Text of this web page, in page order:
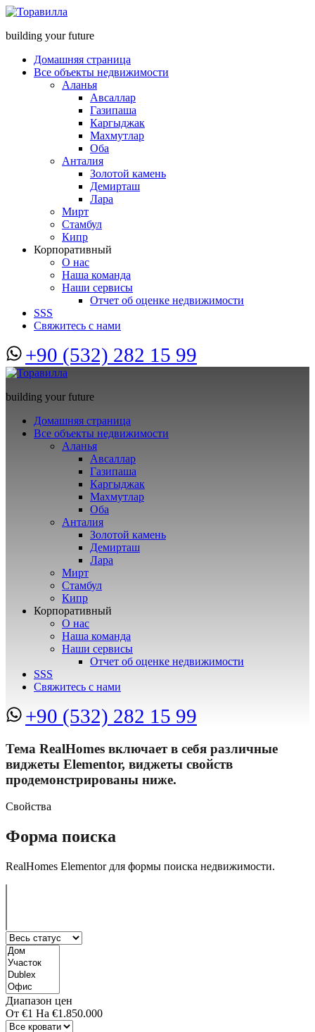
building your future
Домашняя страница
Все объекты недвижимости
Аланья
Авсаллар
Газипаша
Каргыджак
Махмутлар
Оба
Анталия
Золотой камень
Демирташ
Лара
Мирт
Стамбул
Кипр
Корпоративный
О нас
Наша команда
Наши сервисы
Отчет об оценке недвижимости
SSS
Свяжитесь с нами
+90 (532) 282 15 99
building your future
Домашняя страница
Все объекты недвижимости
Аланья
Авсаллар
Газипаша
Каргыджак
Махмутлар
Оба
Анталия
Золотой камень
Демирташ
Лара
Мирт
Стамбул
Кипр
Корпоративный
О нас
Наша команда
Наши сервисы
Отчет об оценке недвижимости
SSS
Свяжитесь с нами
+90 (532) 282 15 99
Тема RealHomes включает в себя различные
виджеты Elementor, виджеты свойств
продемонстрированы ниже.
Свойства
Форма поиска
RealHomes Elementor для формы поиска недвижимости.
Диапазон цен
От €1 На €1.850.000